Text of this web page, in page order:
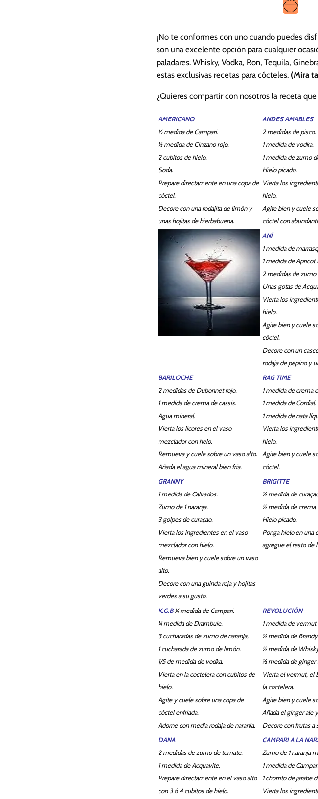
¡No te conformes con uno cuando puedes
son una excelente opción para cualquier
paladares. Whisky, Vodka, Ron, Tequila,
estas exclusivas recetas para cócteles. (Mira
¿Quieres compartir con nosotros la receta que
AMERICANO
½ medida de Campari.
½ medida de Cinzano rojo.
2 cubitos de hielo.
Soda.
Prepare directamente en una copa de
cóctel.
Decore con una rodajita de limón y
unas hojitas de hierbabuena.
ANDES AMABLES
2 medidas de pisco.
1 medida de vodka.
1 medida de zumo
Hielo picado.
Vierta los
hielo.
Agite bien y cuele
cóctel con
ANÍ
1 medida de
1 medida de Apricot
2 medidas de zumo
Unas gotas de
Vierta los
hielo.
Agite bien y cuele
cóctel.
Decore con un
rodaja de pepino y
BARILOCHE
2 medidas de Dubonnet rojo.
1 medida de crema de cassis.
Agua mineral.
Vierta los licores en el vaso
mezclador con helo.
Remueva y cuele sobre un vaso alto.
Añada el agua mineral bien fría.
RAG TIME
1 medida de crema
1 medida de Cordial.
1 medida de nata
Vierta los
hielo.
Agite bien y cuele
cóctel.
GRANNY
1 medida de Calvados.
Zumo de 1 naranja.
3 golpes de curaçao.
Vierta los ingredientes en el vaso
mezclador con hielo.
Remueva bien y cuele sobre un vaso
alto.
Decore con una guinda roja y hojitas
verdes a su gusto.
BRIGITTE
½ medida de
½ medida de crema
Hielo picado.
Ponga hielo en una
agregue el resto de
K.G.B¼ medida de Campari.
¼ medida de Drambuie.
3 cucharadas de zumo de naranja,
1 cucharada de zumo de limón.
1/5 de medida de vodka.
Vierta en la coctelera con cubitos de
hielo.
Agite y cuele sobre una copa de
cóctel enfriada.
Adorne con media rodaja de naranja.
REVOLUCIÓN
1 medida de vermut
½ medida de
½ medida de
½ medida de ginger
Vierta el vermut, el
la coctelera.
Agite bien y cuele
Añada el ginger ale
Decore con frutas a
DANA
2 medidas de zumo de tomate.
1 medida de Acquavite.
Prepare directamente en el vaso alto
con 3 ó 4 cubitos de hielo.
CAMPARI A LA
Zumo de 1 naranja
1 medida de
1 chorrito de jarabe
Vierta los